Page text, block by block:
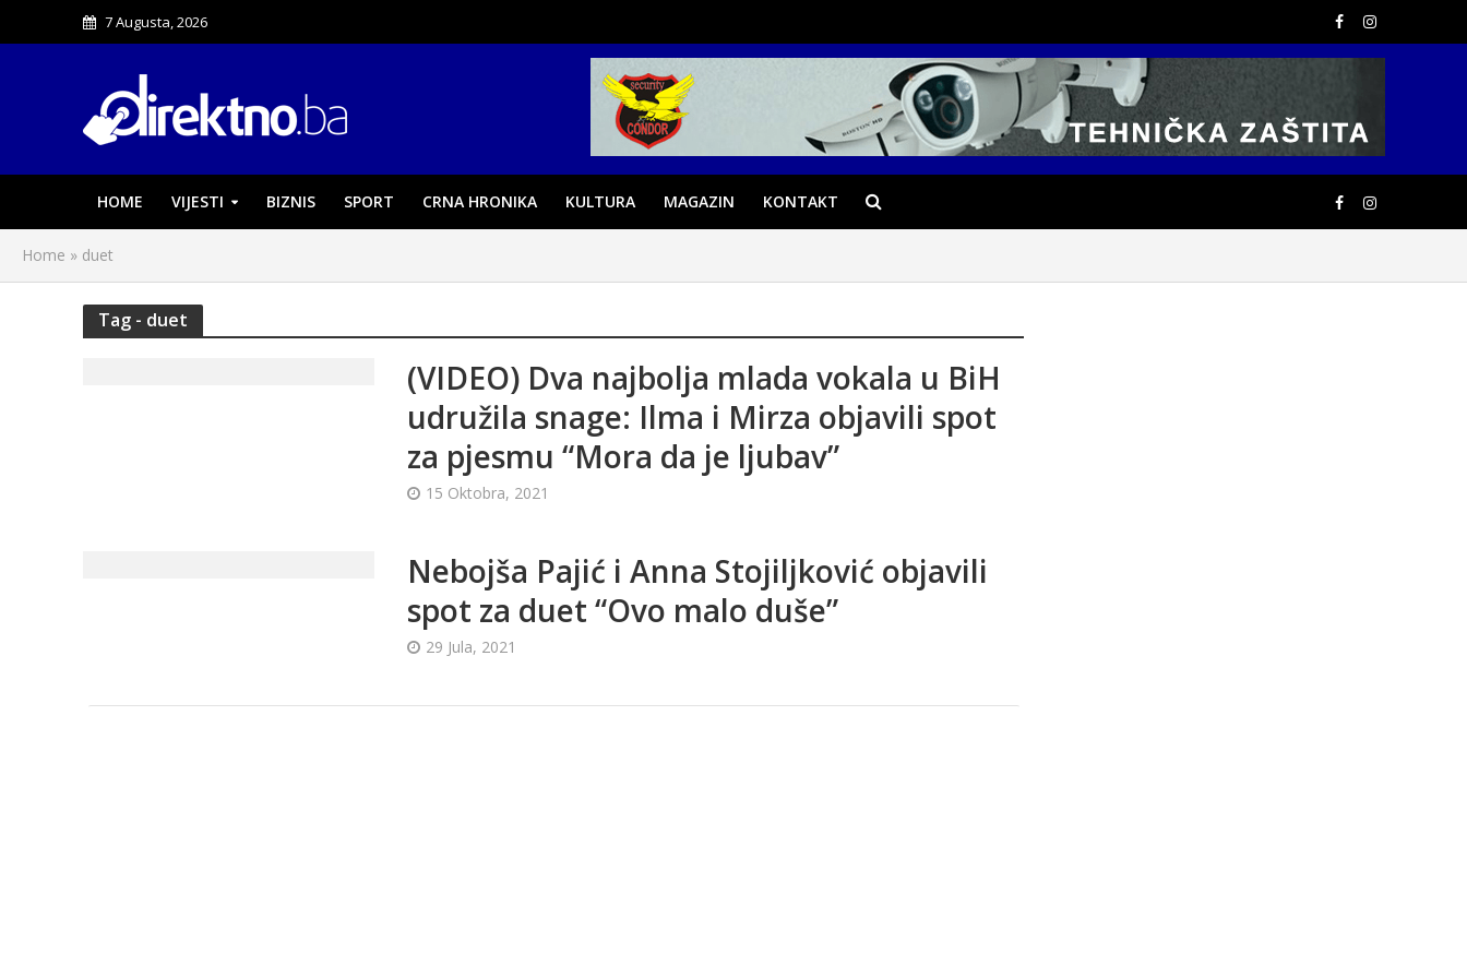
7 Augusta, 2026
HOME VIJESTI BIZNIS SPORT CRNA HRONIKA KULTURA MAGAZIN KONTAKT
Home » duet
Tag - duet
(VIDEO) Dva najbolja mlada vokala u BiH
udružila snage: Ilma i Mirza objavili spot
za pjesmu “Mora da je ljubav”
15 Oktobra, 2021
Nebojša Pajić i Anna Stojiljković objavili
spot za duet “Ovo malo duše”
29 Jula, 2021